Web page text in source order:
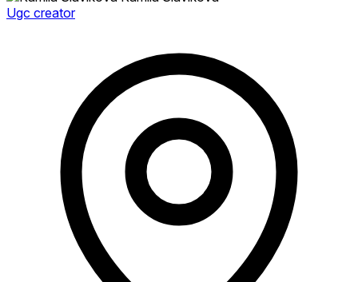
Ugc creator